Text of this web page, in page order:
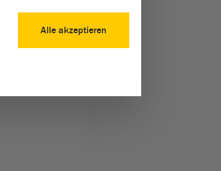
Alle akzeptieren